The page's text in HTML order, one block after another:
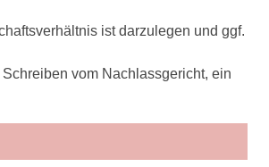
ist darzulegen und ggf.
vom Nachlassgericht, ein